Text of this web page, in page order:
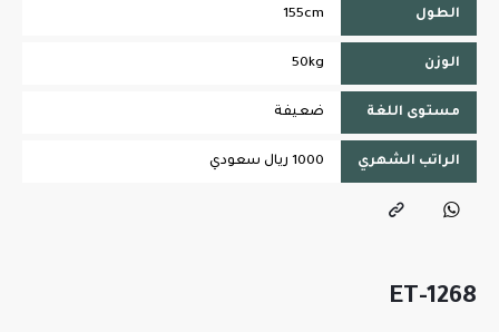
الطول 155cm
الوزن 50kg
مستوى اللغة ضعيفة
الراتب الشهري 1000 ريال سعودي
ET-1268